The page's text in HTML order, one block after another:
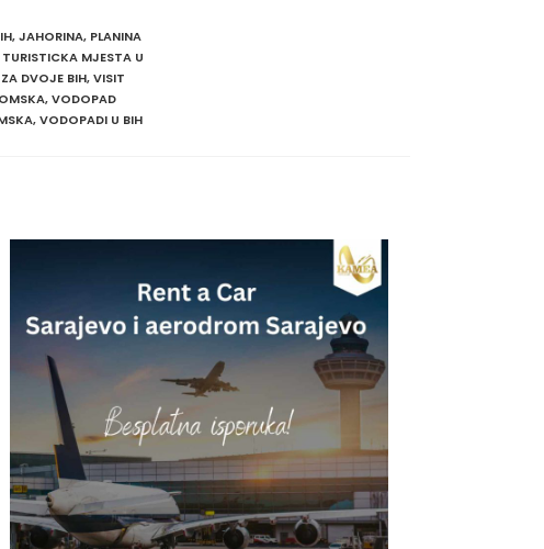
,JAHORINA, PLANINA
TURISTICKA MJESTA U
DVOJE BIH,VISIT
,VODOPAD
,VODOPADI U BIH